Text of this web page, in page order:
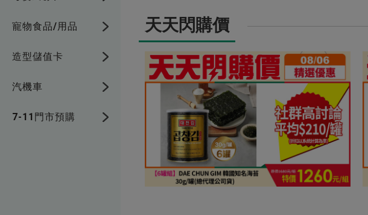
寵物食品/用品
造型儲值卡
汽機車
7-11門市預購
天天閃購價